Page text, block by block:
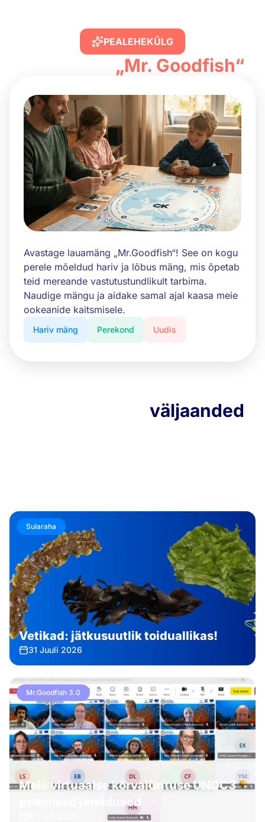
PEALEHEKÜLG
„Mr. Goodfish“
Avastage lauamäng „Mr.Goodfish“! See on kogu
perele mõeldud hariv ja lõbus mäng, mis õpetab
teid mereande vastutustundlikult tarbima.
Naudige mängu ja aidake samal ajal kaasa meie
ookeanide kaitsmisele.
Hariv mäng Perekond Uudis
väljaanded
Sularaha
Vetikad: jätkusuutlik toiduallikas!
31 Juuli 2026
Mr.Goodfish 3.0
Meie virtuaalse kõrvalürituse UNOC3
peamised järeldused